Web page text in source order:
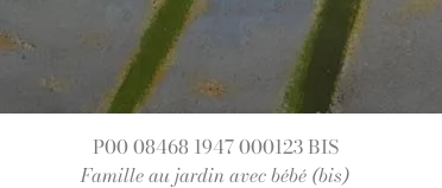
P00 08468 1947 000123 BIS
Famille au jardin avec bébé (bis)